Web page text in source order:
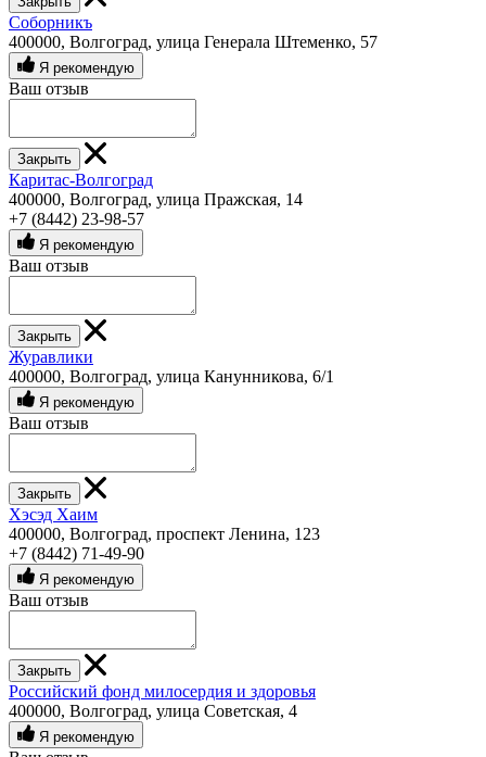
Соборникъ
400000, Волгоград, улица Генерала Штеменко, 57
Я рекомендую
Ваш отзыв
Закрыть
Каритас-Волгоград
400000, Волгоград, улица Пражская, 14
+7 (8442) 23-98-57
Я рекомендую
Ваш отзыв
Закрыть
Журавлики
400000, Волгоград, улица Канунникова, 6/1
Я рекомендую
Ваш отзыв
Закрыть
Хэсэд Хаим
400000, Волгоград, проспект Ленина, 123
+7 (8442) 71-49-90
Я рекомендую
Ваш отзыв
Закрыть
Российский фонд милосердия и здоровья
400000, Волгоград, улица Советская, 4
Я рекомендую